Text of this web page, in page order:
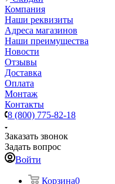
Компания
Наши реквизиты
Адреса магазинов
Наши преимущества
Новости
Отзывы
Доставка
Оплата
Монтаж
Контакты
8 (800) 775-82-18
Заказать звонок
Задать вопрос
Войти
Корзина0